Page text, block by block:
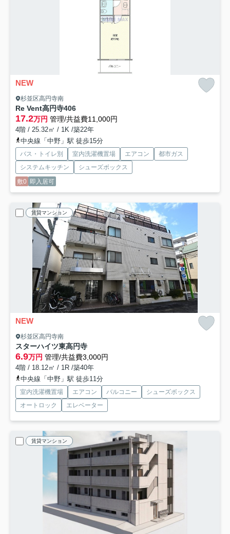
NEW
杉並区高円寺南
Re Vent高円寺406
17.2万円 管理/共益費11,000円
4階 / 25.32㎡ / 1K /築22年
中央線「中野」駅 徒歩15分
バス・トイレ別 室内洗濯機置場 エアコン
都市ガス
システムキッチン
シューズボックス
敷0 即入居可
賃貸マンション
NEW
杉並区高円寺南
スターハイツ東高円寺
6.9万円 管理/共益費3,000円
4階 / 18.12㎡ / 1R /築40年
中央線「中野」駅 徒歩11分
室内洗濯機置場 エアコン バルコニー
シューズボックス
オートロック
エレベーター
賃貸マンション